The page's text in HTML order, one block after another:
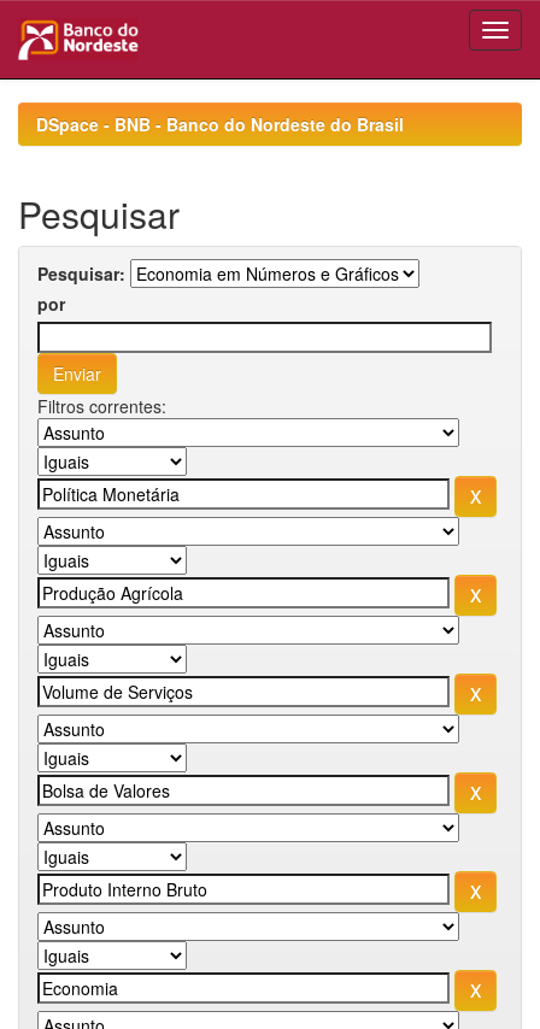
navigationDSpace - BNB - Banco do Nordeste do Brasil
Pesquisar
Pesquisar:
por
Filtros correntes: